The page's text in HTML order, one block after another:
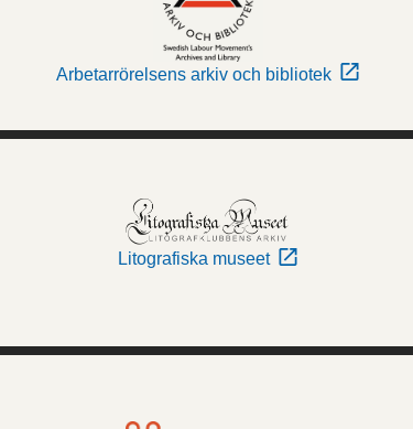
Arbetarrörelsens arkiv och bibliotek
Litografiska museet